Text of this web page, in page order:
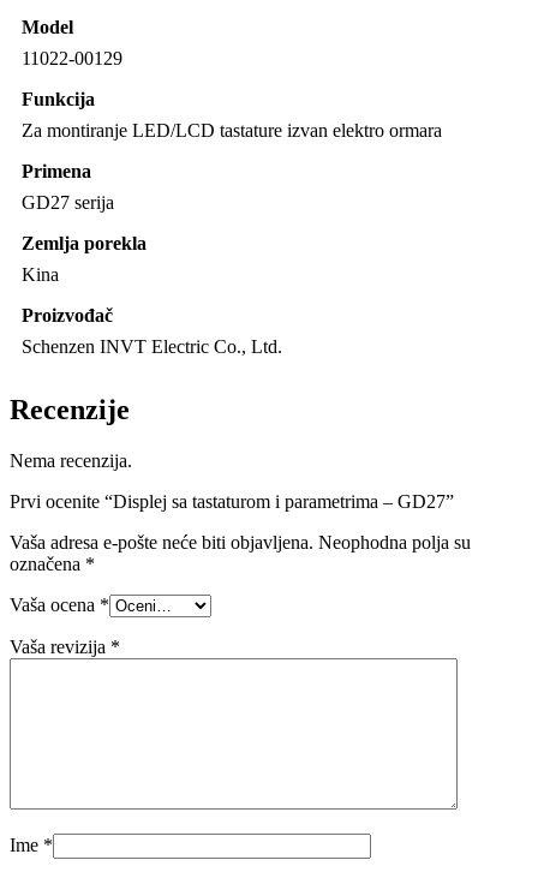
Model
11022-00129
Funkcija
Za montiranje LED/LCD tastature izvan elektro ormara
Primena
GD27 serija
Zemlja porekla
Kina
Proizvođač
Schenzen INVT Electric Co., Ltd.
Recenzije
Nema recenzija.
Prvi ocenite “Displej sa tastaturom i parametrima – GD27”
Vaša adresa e-pošte neće biti objavljena. Neophodna polja su
označena *
Vaša ocena *
Vaša revizija *
Ime *